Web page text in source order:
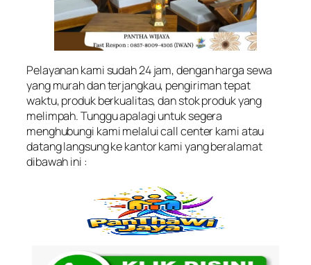
Pelayanan kami sudah 24 jam, dengan harga sewa
yang murah dan terjangkau, pengiriman tepat
waktu, produk berkualitas, dan stok produk yang
melimpah. Tunggu apalagi untuk segera
menghubungi kami melalui call center kami atau
datang langsung ke kantor kami yang beralamat
dibawah ini :